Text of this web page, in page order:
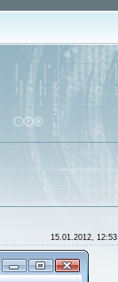
15.01.2012, 12:53